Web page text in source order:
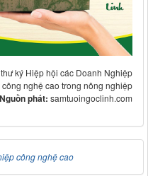
ký Hiệp hội các Doanh Nghiệp
nghệ cao trong nông nghiệp
Nguồn phát: samtuoingoclinh.com
công nghệ cao